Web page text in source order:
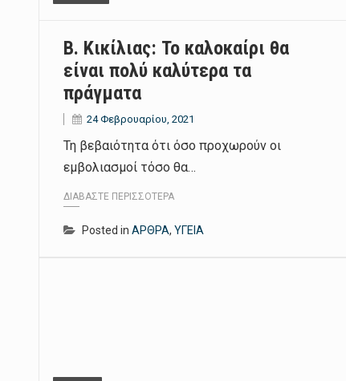
Β. Κικίλιας: Το καλοκαίρι θα
είναι πολύ καλύτερα τα
πράγματα
24 Φεβρουαρίου, 2021
Τη βεβαιότητα ότι όσο προχωρούν οι
εμβολιασμοί τόσο θα…
ΔΙΑΒΆΣΤΕ ΠΕΡΙΣΣΌΤΕΡΑ
Posted in ΑΡΘΡΑ, ΥΓΕΙΑ